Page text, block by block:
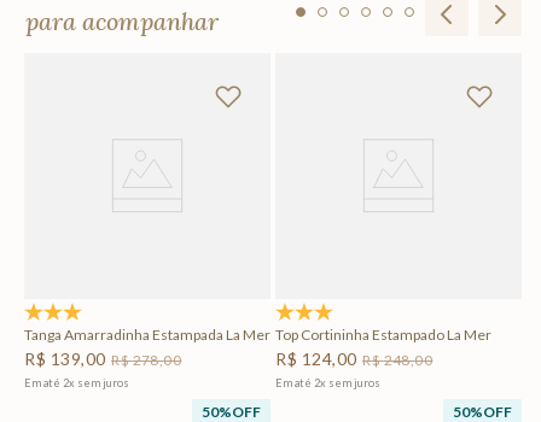
para acompanhar
Tanga Amarradinha Estampada La Mer
R$ 139,00 R$278,00
Em até 2x sem juros
50%OFF
Top Cortininha Estampado La Mer
R$ 124,00 R$248,00
Em até 2x sem juros
50%OFF